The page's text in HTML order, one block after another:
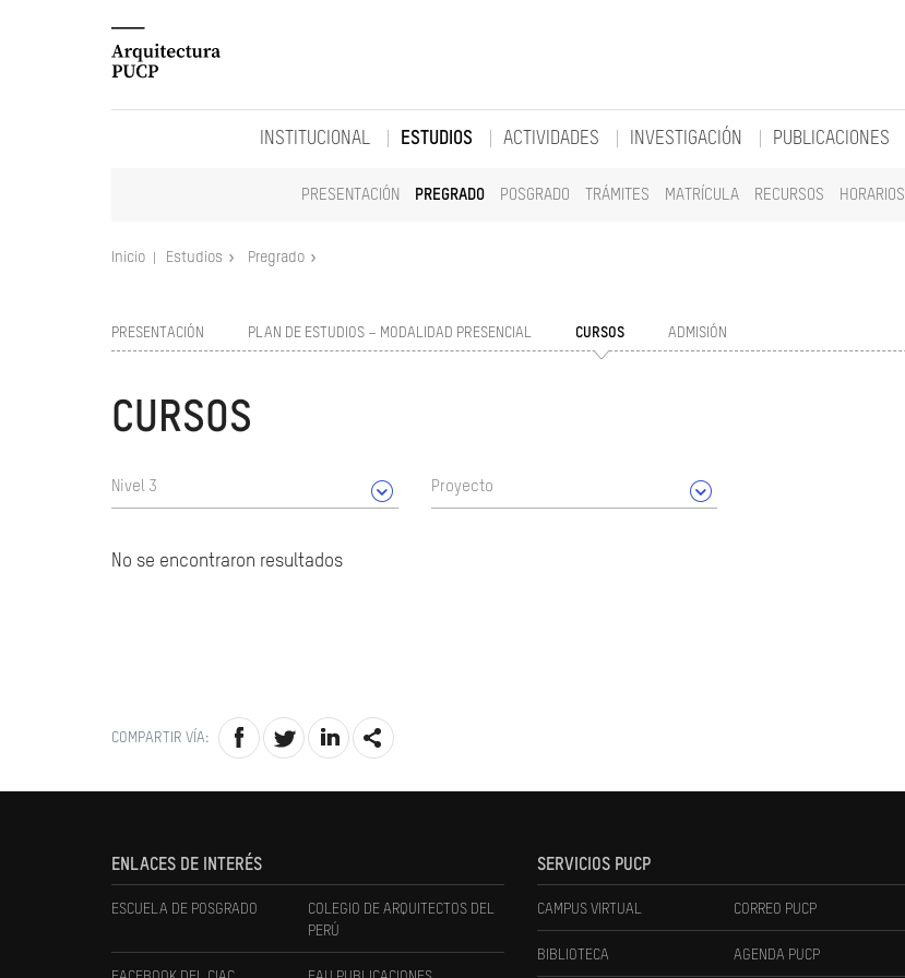
INSTITUCIONAL ESTUDIOS
PRESENTACIÓN PREGRADO POSGRADO TRÁMITES MATRÍCULA RECURSOS HORARIOS
ACTIVIDADES INVESTIGACIÓN PUBLICACIONES
Inicio Estudios Pregrado
PRESENTACIÓN PLAN DE ESTUDIOS – MODALIDAD PRESENCIAL CURSOS ADMISIÓN
CURSOS
Nivel 3 Proyecto
No se encontraron resultados
COMPARTIR VÍA:
ENLACES DE INTERÉS
ESCUELA DE POSGRADO
COLEGIO DE ARQUITECTOS DEL
PERÚ
SERVICIOS PUCP
CAMPUS VIRTUAL CORREO PUCP
BIBLIOTECA AGENDA PUCP